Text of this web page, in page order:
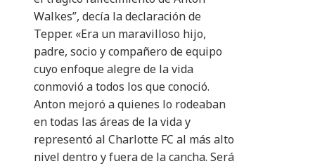
Walkes”, decía la declaración de
Tepper. «Era un maravilloso hijo,
padre, socio y compañero de equipo
cuyo enfoque alegre de la vida
conmovió a todos los que conoció.
Anton mejoró a quienes lo rodeaban
en todas las áreas de la vida y
representó al Charlotte FC al más alto
nivel dentro y fuera de la cancha. Será